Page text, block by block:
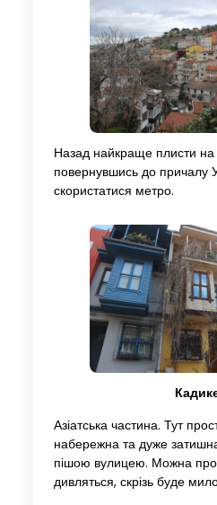
Назад найкраще плисти на
повернувшись до причалу
скористатися метро.
Азіатська частина. Тут
набережна та дуже
пішою вулицею. Можна
дивляться, скрізь буде